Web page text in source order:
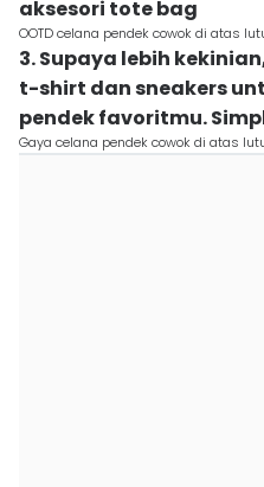
aksesori tote bag
OOTD celana pendek cowok di atas
3. Supaya lebih
t-shirt dan sneakers
pendek favoritmu.
Gaya celana pendek cowok di atas